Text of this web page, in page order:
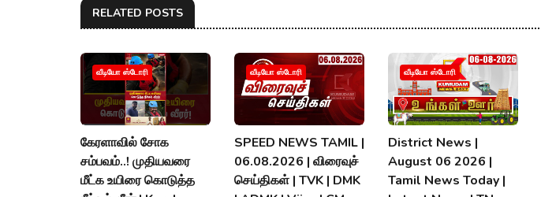
RELATED POSTS
வீடியோ ஸ்டோரி
கேரளாவில் சோக
சம்பவம்..! முதியவரை
மீட்க உயிரை கொடுத்த
வீடியோ ஸ்டோரி
SPEED NEWS TAMIL |
06.08.2026 | விரைவுச்
செய்திகள் | TVK | DMK
வீடியோ ஸ்டோரி
District News |
August 06 2026 |
Tamil News Today |